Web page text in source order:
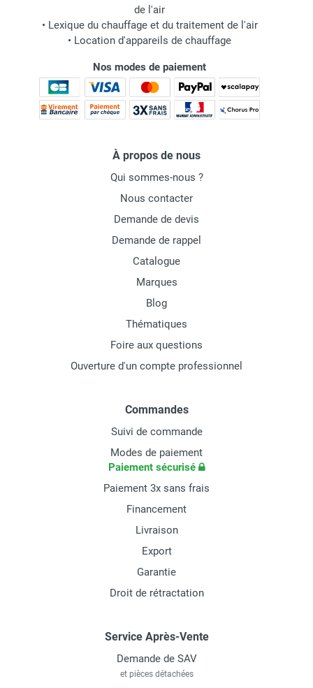
de l'air
• Lexique du chauffage et du traitement de l'air
• Location d'appareils de chauffage
Nos modes de paiement
À propos de nous
Qui sommes-nous ?
Nous contacter
Demande de devis
Demande de rappel
Catalogue
Marques
Blog
Thématiques
Foire aux questions
Ouverture d'un compte professionnel
Commandes
Suivi de commande
Modes de paiement
Paiement sécurisé
Paiement 3x sans frais
Financement
Livraison
Export
Garantie
Droit de rétractation
Service Après-Vente
Demande de SAV
et pièces détachées